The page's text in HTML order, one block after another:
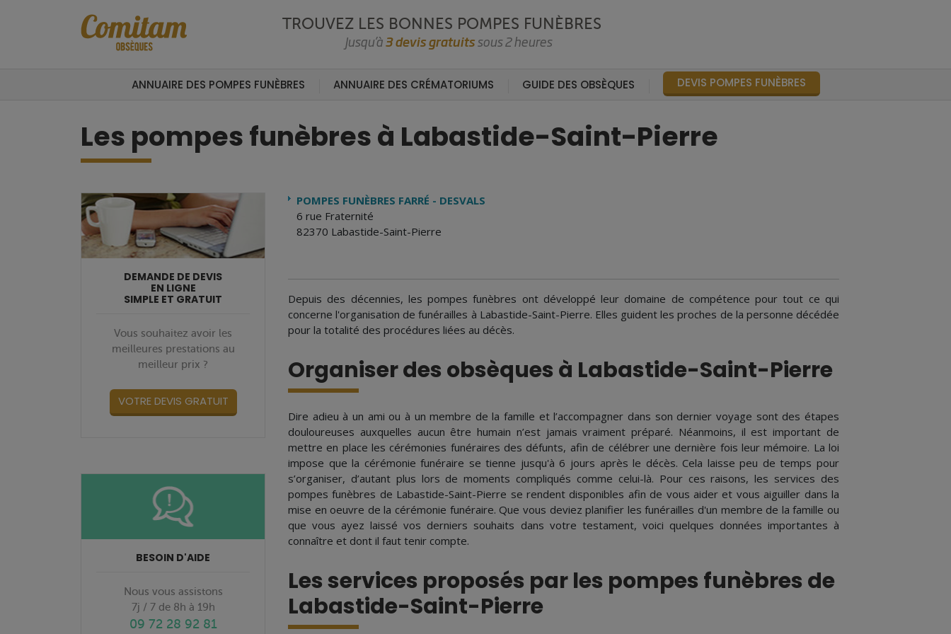
TROUVEZ LES BONNES POMPES FUNÈBRES
Jusqu’à3 devis gratuitssous 2 heures
ANNUAIRE DES POMPES FUNÈBRES ANNUAIRE DES CRÉMATORIUMS GUIDE DES OBSÈQUES DEVIS POMPES FUNÈBRES
Les pompes funèbres à Labastide-Saint-Pierre
Depuis des décennies, les pompes funèbres ont développé leur domaine de compétence pour tout ce qui
concerne l'organisation de funérailles à Labastide-Saint-Pierre. Elles guident les proches de la personne décédée
pour la totalité des procédures liées au décès.
Organiser des obsèques à Labastide-Saint-Pierre
Dire adieu à un ami ou à un membre de la famille et l’accompagner dans son dernier voyage sont des étapes
douloureuses auxquelles aucun être humain n’est jamais vraiment préparé. Néanmoins, il est important de
mettre en place les cérémonies funéraires des défunts, afin de célébrer une dernière fois leur mémoire. La loi
impose que la cérémonie funéraire se tienne jusqu'à 6 jours après le décès. Cela laisse peu de temps pour
s’organiser, d’autant plus lors de moments compliqués comme celui-là. Pour ces raisons, les services des
pompes funèbres de Labastide-Saint-Pierre se rendent disponibles afin de vous aider et vous aiguiller dans la
mise en oeuvre de la cérémonie funéraire. Que vous deviez planifier les funérailles d'un membre de la famille ou
que vous ayez laissé vos derniers souhaits dans votre testament, voici quelques données importantes à
connaître et dont il faut tenir compte.
Les services proposés par les pompes funèbres de
Labastide-Saint-Pierre
POMPES FUNÈBRES FARRÉ - DESVALS
6 rue Fraternité
82370 Labastide-Saint-Pierre
DEMANDE DE DEVIS
EN LIGNE
SIMPLE ET GRATUIT
Vous souhaitez avoir les
meilleures prestations au
meilleur prix ?
VOTRE DEVIS GRATUIT
BESOIN D'AIDE
Nous vous assistons
7j / 7 de 8h à 19h
09 72 28 92 81